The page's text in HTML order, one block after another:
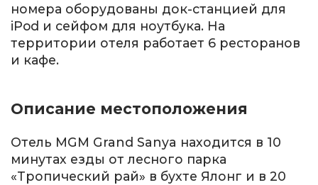
номера оборудованы док-станцией для
iPod и сейфом для ноутбука. На
территории отеля работает 6 ресторанов
и кафе.
Описание местоположения
Отель MGM Grand Sanya находится в 10
минутах езды от лесного парка
«Тропический рай» в бухте Ялонг и в 20